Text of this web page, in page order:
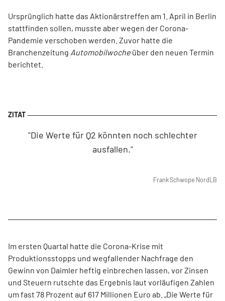
Ursprünglich hatte das Aktionärstreffen am 1. April in Berlin
stattfinden sollen, musste aber wegen der Corona-
Pandemie verschoben werden. Zuvor hatte die
Branchenzeitung Automobilwoche über den neuen Termin
berichtet.
"Die Werte für Q2 könnten noch schlechter
ausfallen."
Frank Schwope NordLB
Im ersten Quartal hatte die Corona-Krise mit
Produktionsstopps und wegfallender Nachfrage den
Gewinn von Daimler heftig einbrechen lassen, vor Zinsen
und Steuern rutschte das Ergebnis laut vorläufigen Zahlen
um fast 78 Prozent auf 617 Millionen Euro ab. „Die Werte für